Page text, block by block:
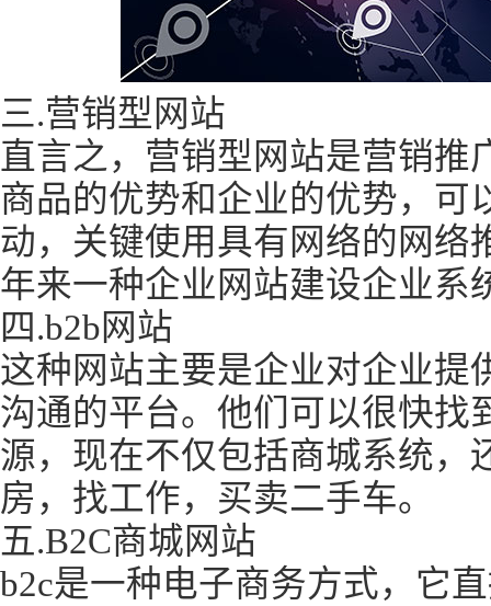
三.营销型网站
直言之，营销型网站是营销推
商品的优势和企业的优势，可
动，关键使用具有网络的网络
年来一种企业网站建设企业系
四.b2b网站
这种网站主要是企业对企业提
沟通的平台。他们可以很快找
源，现在不仅包括商城系统，
房，找工作，买卖二手车。
五.B2C商城网站
b2c是一种电子商务方式，它